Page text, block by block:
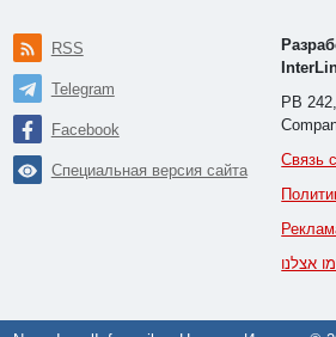
RSS
Telegram
Facebook
Специальная версия сайта
PB
Связь
אצלנו